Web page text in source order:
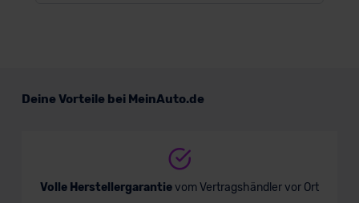
Deine Vorteile bei MeinAuto.de
Volle Herstellergarantievom Vertragshändler vor Ort